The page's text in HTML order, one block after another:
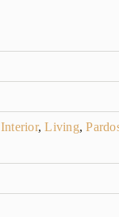
Interior,Living,